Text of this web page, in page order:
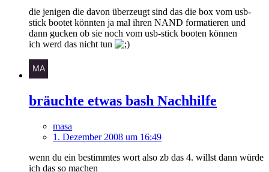
die jenigen die davon überzeugt sind das die box vom usb-
stick bootet könnten ja mal ihren NAND formatieren und
dann gucken ob sie noch vom usb-stick booten können
ich werd das nicht tun
bräuchte etwas bash Nachhilfe
masa
1. Dezember 2008 um 16:49
wenn du ein bestimmtes wort also zb das 4. willst dann würde
ich das so machen